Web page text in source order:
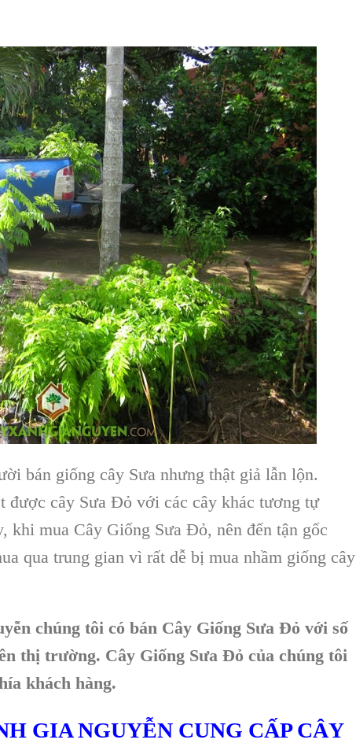
bán giống cây Sưa nhưng thật giả lẫn lộn.
được cây Sưa Đỏ với các cây khác tương tự
khi mua Cây Giống Sưa Đỏ, nên đến tận gốc
qua trung gian vì rất dễ bị mua nhầm giống cây
chúng tôi có bán Cây Giống Sưa Đỏ với số
thị trường. Cây Giống Sưa Đỏ của chúng tôi
khách hàng.
GIA NGUYỄN CUNG CẤP CÂY